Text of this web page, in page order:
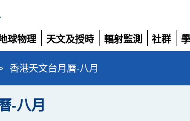
球物理
天文及授時
展
開
輻射監測
展
社群
展
香港天文台月曆-八月
-八月